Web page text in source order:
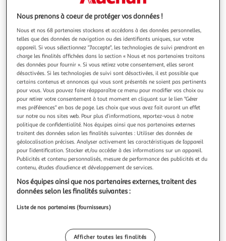
5.0 (1)
GIGASET
Téléphone sans fil - AS690A Trio - Répondeur - Noir
Blocage d'appels indésirables - Fonction mains libres -
Numérotation abrégée - Répertoire 100 noms et numéros -
Journal des 25 derniers appels entrants - Volume réglable
5 niveaux
En savoir +
Garantie fabricant: 2 ans *
Vendu parMultishop
Livraison dès 5/6 jours
4,99€
Plus d'options
Vendu parMultishop
Plus d'options
Nous prenons à coeur de protéger vos données !
Nous et nos 68 partenaires stockons et accédons à des données personnelles,
telles que des données de navigation ou des identifiants uniques, sur votre
appareil. Si vous sélectionnez "J'accepte", les technologies de suivi prendront en
charge les finalités affichées dans la section « Nous et nos partenaires traitons
des données pour fournir ». Si vous retirez votre consentement, elles seront
désactivées. Si les technologies de suivi sont désactivées, il est possible que
certains contenus et annonces qui vous sont présentés ne soient pas pertinents
pour vous. Vous pouvez faire réapparaître ce menu pour modifier vos choix ou
pour retirer votre consentement à tout moment en cliquant sur le lien "Gérer
mes préférences" en bas de page. Les choix que vous avez fait auront un effet
sur notre ou nos sites web. Pour plus d’informations, reportez-vous à notre
politique de confidentialité. Nos équipes ainsi que nos partenaires externes
traitent des données selon les finalités suivantes : Utiliser des données de
géolocalisation précises. Analyser activement les caractéristiques de l’appareil
pour l’identification. Stocker et/ou accéder à des informations sur un appareil.
Publicités et contenu personnalisés, mesure de performance des publicités et du
contenu, études d’audience et développement de services.
Nos équipes ainsi que nos partenaires externes, traitent des
données selon les finalités suivantes :
Liste de nos partenaires (fournisseurs)
Afficher toutes les finalités